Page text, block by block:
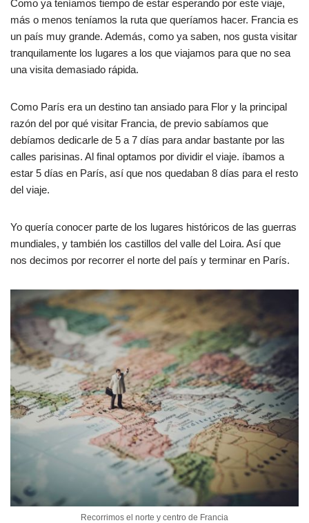
Como ya teníamos tiempo de estar esperando por este viaje,
más o menos teníamos la ruta que queríamos hacer. Francia es
un país muy grande. Además, como ya saben, nos gusta visitar
tranquilamente los lugares a los que viajamos para que no sea
una visita demasiado rápida.
Como París era un destino tan ansiado para Flor y la principal
razón del por qué visitar Francia, de previo sabíamos que
debíamos dedicarle de 5 a 7 días para andar bastante por las
calles parisinas. Al final optamos por dividir el viaje. íbamos a
estar 5 días en París, así que nos quedaban 8 días para el resto
del viaje.
Yo quería conocer parte de los lugares históricos de las guerras
mundiales, y también los castillos del valle del Loira. Así que
nos decimos por recorrer el norte del país y terminar en París.
Recorrimos el norte y centro de Francia